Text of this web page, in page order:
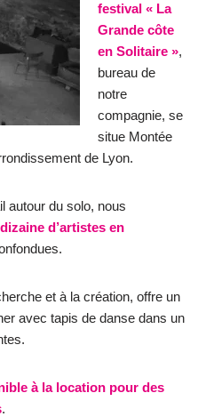
festival « La
Grande côte
en Solitaire »,
bureau de
notre
compagnie, se
situe Montée
de Lyon.
autour du solo, nous
d’artistes en
et à la création, offre un
avec tapis de danse dans un
à la location pour des
.